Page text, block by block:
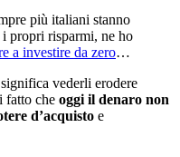
più italiani stanno
propri risparmi, ne ho
a investire da zero…
vederli erodere
fatto che oggi il denaro non
d’acquisto e